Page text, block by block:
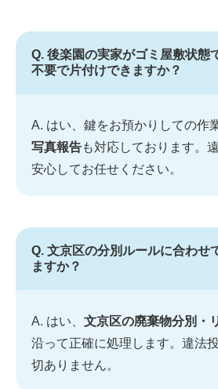
Q. 後楽園の実家がゴミ屋敷状態
不要で片付けできますか？
A. はい、鍵をお預かりしての作
写真報告も対応しております。
安心してお任せください。
Q. 文京区の分別ルールに合わせ
ますか？
A. はい、 文京区の廃棄物分別・
沿って正確に処理します。違法
切ありません。